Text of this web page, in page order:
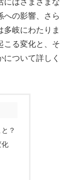
への影響、さら
多岐にわたりま
こる変化と、そ
ついて詳しく
？
化